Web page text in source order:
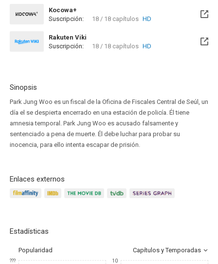
Kocowa+
Suscripción:
18 / 18 capítulos HD
Rakuten Viki
Suscripción:
18 / 18 capítulos HD
Sinopsis
Park Jung Woo es un fiscal de la Oficina de Fiscales Central de Seúl, un
día el se despierta encerrado en una estación de policía. Él tiene
amnesia temporal. Park Jung Woo es acusado falsamente y
sentenciado a pena de muerte. Él debe luchar para probar su
inocencia, para ello intenta escapar de prisión.
Enlaces externos
Estadísticas
Popularidad Capítulos y Temporadas
??? 10